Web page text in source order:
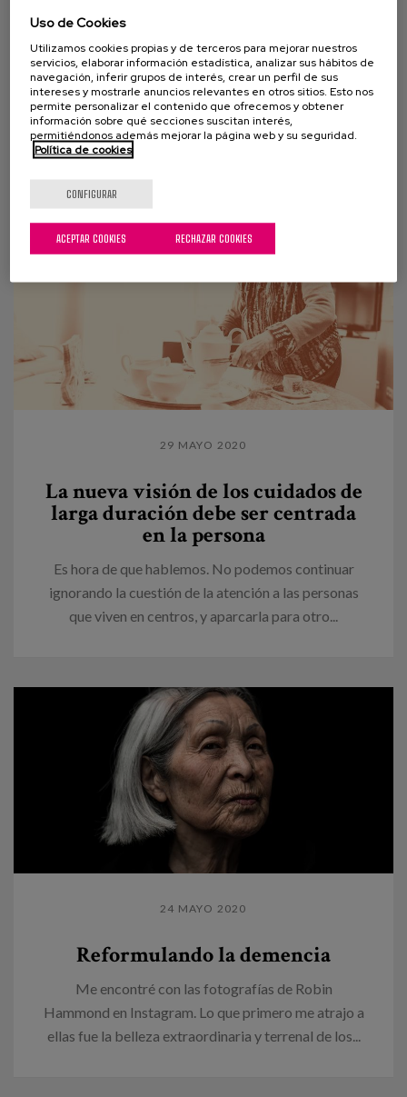
Reflexiones éticas sobre COVID-19
“La edad no es la clave, y la seguridad no es lo único”
Compartimos, a continuación, un breve extracto de
un documento que reúne una serie de...
29 MAYO 2020
La nueva visión de los cuidados de
larga duración debe ser centrada
en la persona
Es hora de que hablemos. No podemos continuar
ignorando la cuestión de la atención a las personas
que viven en centros, y aparcarla para otro...
24 MAYO 2020
Reformulando la demencia
Me encontré con las fotografías de Robin
Hammond en Instagram. Lo que primero me atrajo a
ellas fue la belleza extraordinaria y terrenal de los...
Uso de Cookies
Utilizamos cookies propias y de terceros para mejorar nuestros
servicios, elaborar información estadística, analizar sus hábitos de
navegación, inferir grupos de interés, crear un perfil de sus
intereses y mostrarle anuncios relevantes en otros sitios. Esto nos
permite personalizar el contenido que ofrecemos y obtener
información sobre qué secciones suscitan interés,
permitiéndonos además mejorar la página web y su seguridad.
Política de cookies
CONFIGURAR
RECHAZAR COOKIES
ACEPTAR COOKIES